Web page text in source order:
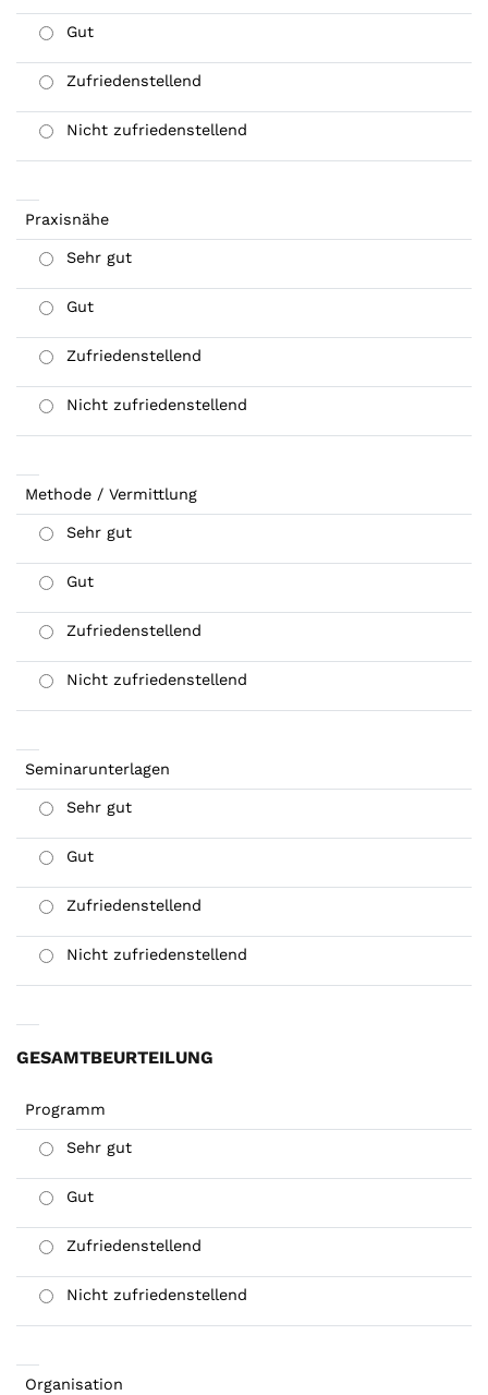
Gut
Zufriedenstellend
Nicht zufriedenstellend
Praxisnähe
Sehr gut
Gut
Zufriedenstellend
Nicht zufriedenstellend
Methode / Vermittlung
Sehr gut
Gut
Zufriedenstellend
Nicht zufriedenstellend
Seminarunterlagen
Sehr gut
Gut
Zufriedenstellend
Nicht zufriedenstellend
GESAMTBEURTEILUNG
Programm
Sehr gut
Gut
Zufriedenstellend
Nicht zufriedenstellend
Organisation